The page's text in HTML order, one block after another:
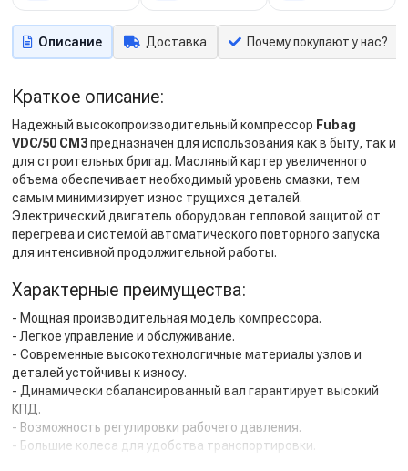
Описание Доставка Почему покупают у нас?
Краткое описание:
Надежный высокопроизводительный компрессор Fubag
VDC/50 CM3предназначен для использования как в быту, так и
для строительных бригад. Масляный картер увеличенного
объема обеспечивает необходимый уровень смазки, тем
самым минимизирует износ трущихся деталей.
Электрический двигатель оборудован тепловой защитой от
перегрева и системой автоматического повторного запуска
для интенсивной продолжительной работы.
Характерные преимущества:
- Мощная производительная модель компрессора.
- Легкое управление и обслуживание.
- Современные высокотехнологичные материалы узлов и
деталей устойчивы к износу.
- Динамически сбалансированный вал гарантирует высокий
КПД.
- Возможность регулировки рабочего давления.
- Большие колеса для удобства транспортировки.